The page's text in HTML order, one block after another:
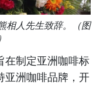
相人先生致辞。（图
在制定亚洲咖啡标
亚洲咖啡品牌，开